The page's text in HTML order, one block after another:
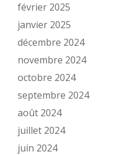
février 2025
janvier 2025
décembre 2024
novembre 2024
octobre 2024
septembre 2024
août 2024
juillet 2024
juin 2024